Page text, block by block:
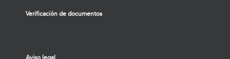
Verificación de documentos
Aviso legal